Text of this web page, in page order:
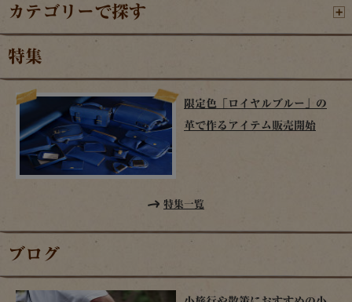
カテゴリーで探す
特集
限定色「ロイヤルブルー」の
革で作るアイテム販売開始
特集一覧
ブログ